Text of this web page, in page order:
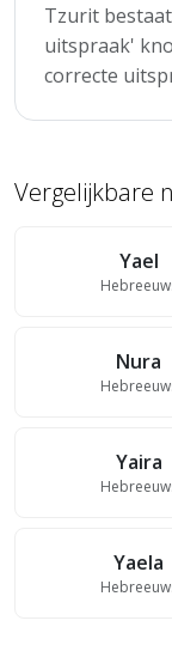
Tzurit
uitspraak'
correcte
Vergelijkbare
Yael
Nura
Yaira
Yaela